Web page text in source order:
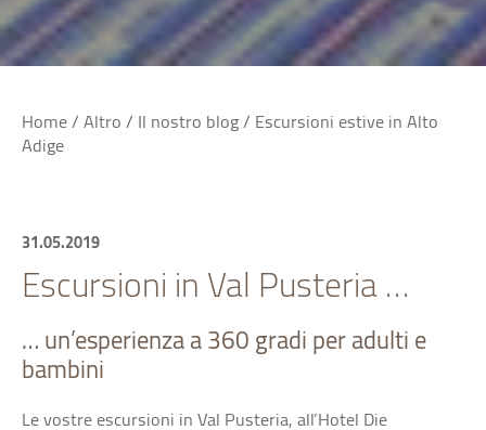
Home/Altro/ Il nostro blog/ Escursioni estive in Alto
Adige
31.05.2019
Escursioni in Val Pusteria …
… un’esperienza a 360 gradi per adulti e
bambini
Le vostre escursioni in Val Pusteria, all’Hotel Die